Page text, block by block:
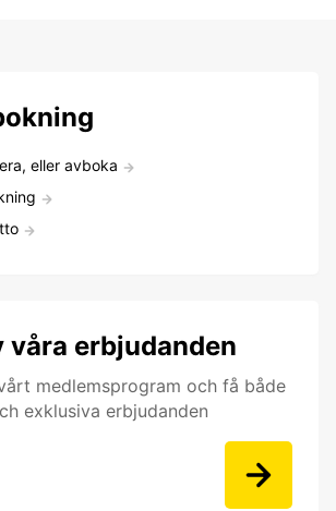
eller avboka
våra erbjudanden
medlemsprogram och få både
exklusiva erbjudanden